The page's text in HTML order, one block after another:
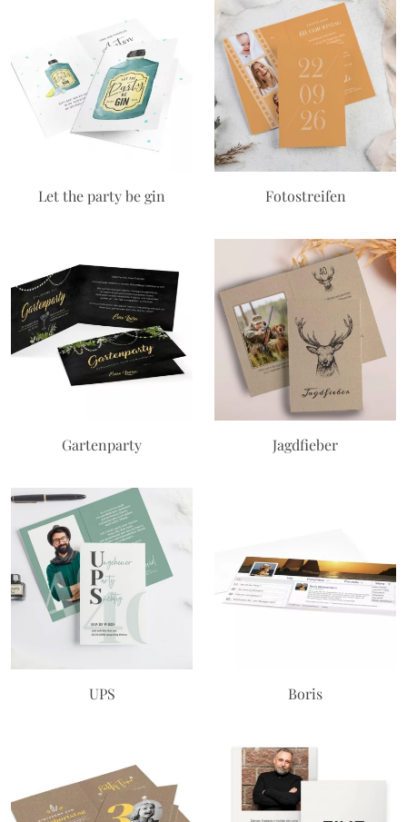
Let the party be gin Fotostreifen
Gartenparty Jagdfieber
UPS Boris